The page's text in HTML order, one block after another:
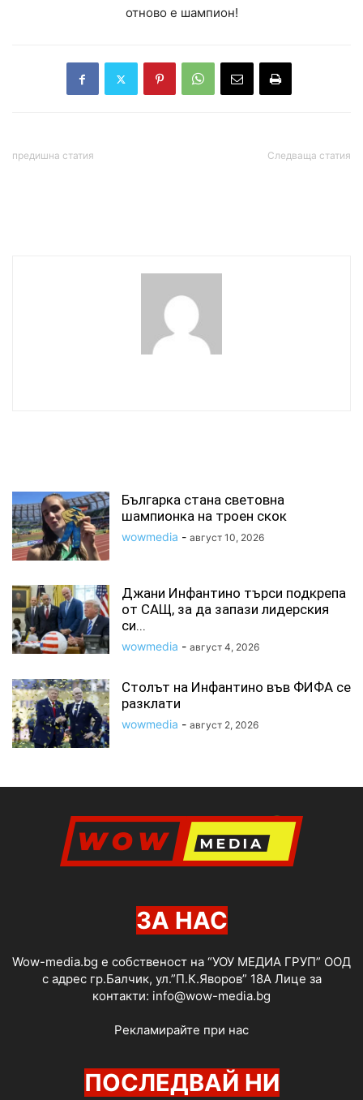
отново е шампион!
предишна статия Следваща статия
Българка стана световна
шампионка на троен скок
wowmedia - август 10, 2026
Джани Инфантино търси подкрепа
от САЩ, за да запази лидерския
си...
wowmedia - август 4, 2026
Столът на Инфантино във ФИФА се
разклати
wowmedia - август 2, 2026
ЗА НАС
Wow-media.bg е собственост на “УОУ МЕДИА ГРУП” ООД
с адрес гр.Балчик, ул.”П.К.Яворов” 18А Лице за
контакти: info@wow-media.bg
Рекламирайте при нас
ПОСЛЕДВАЙ НИ